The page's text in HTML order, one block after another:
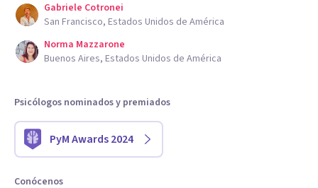
Gabriele Cotronei
San Francisco, Estados Unidos de América
Norma Mazzarone
Buenos Aires, Estados Unidos de América
Psicólogos nominados y premiados
PyM Awards 2024
Conócenos